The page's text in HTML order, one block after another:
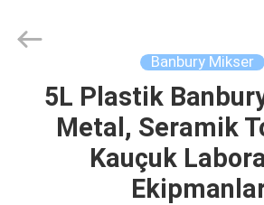
Technology
Banbury Mikser
5L Plastik
Metal, Seramik
Kauçuk